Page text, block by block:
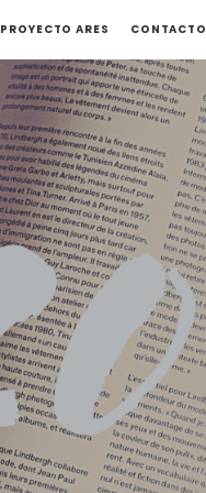
PROYECTO ARES CONTACTO